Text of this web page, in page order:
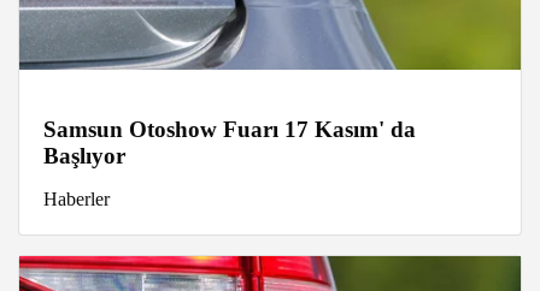
Samsun Otoshow Fuarı 17 Kasım' da
Başlıyor
Haberler